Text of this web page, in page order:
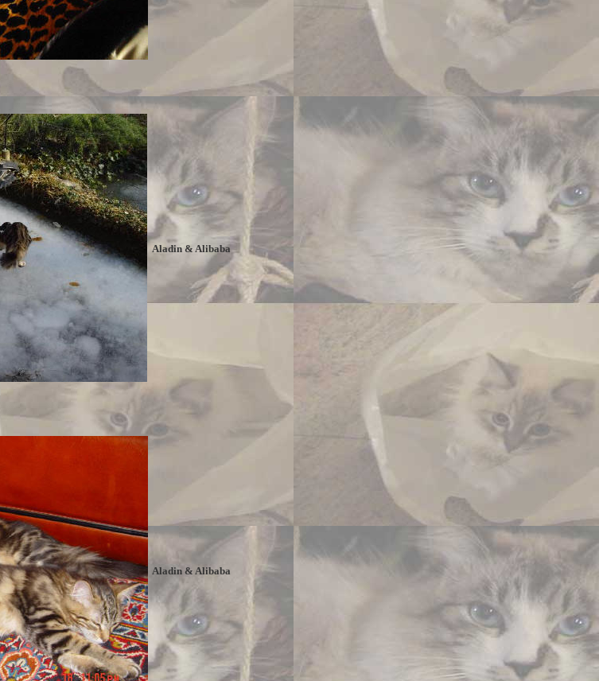
Aladin & Alibaba
Aladin & Alibaba